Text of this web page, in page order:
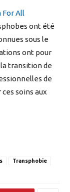
For All
ont été
sous le
ont pour
transition de
de
soins aux
Transphobie